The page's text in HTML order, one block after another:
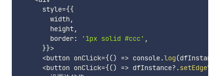
      style
={{
        width
,
        height
,
        border
: '1px solid #ccc' ,
}}>
<button onClick={() => console.log(dfInstance
<button onClick={() => dfInstance?.